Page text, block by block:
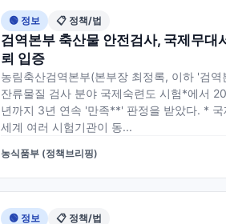
🟢 정보 📋 정책/법
검역본부 축산물 안전검사, 국제무대
뢰 입증
농림축산검역본부(본부장 최정록, 이하 '검역
잔류물질 검사 분야 국제숙련도 시험*에서
년까지 3년 연속 '만족**' 판정을 받았다. * 국
세계 여러 시험기관이 동...
농식품부 (정책브리핑)
🟢 정보 📋 정책/법